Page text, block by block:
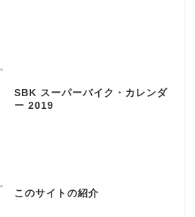
SBK スーパーバイク・カレンダ
ー 2019
このサイトの紹介